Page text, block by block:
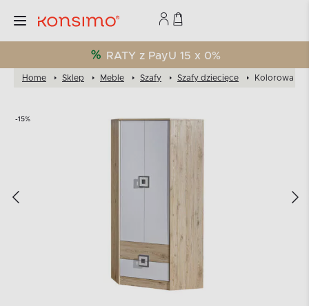
RATY z PayU 15 x 0%
Home Sklep Meble Szafy Szafy dziecięce Kolorowa
-15%